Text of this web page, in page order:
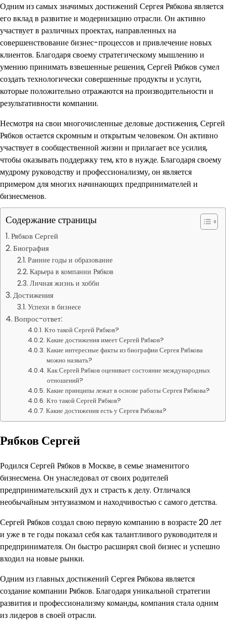
Одним из самых значимых достижений Сергея Рябкова является
его вклад в развитие и модернизацию отрасли. Он активно
участвует в различных проектах, направленных на
совершенствование бизнес-процессов и привлечение новых
клиентов. Благодаря своему стратегическому мышлению и
умению принимать взвешенные решения, Сергей Рябков сумел
создать технологически совершенные продукты и услуги,
которые положительно отражаются на производительности и
результативности компании.
Несмотря на свои многочисленные деловые достижения, Сергей
Рябков остается скромным и открытым человеком. Он активно
участвует в сообщественной жизни и прилагает все усилия,
чтобы оказывать поддержку тем, кто в нужде. Благодаря своему
мудрому руководству и профессионализму, он является
примером для многих начинающих предпринимателей и
бизнесменов.
Содержание страницы
Рябков Сергей
Биография
Ранние годы и образование
Карьера в компании Рябков
Личная жизнь и хобби
Достижения
Успехи в бизнесе
Вопрос-ответ:
Кто такой Сергей Рябков?
Какие достижения имеет Сергей Рябков?
Какие интересные факты из биографии Сергея Рябкова
можно назвать?
Как Сергей Рябков оценивает состояние международных
отношений?
Какие принципы лежат в основе работы Сергея Рябкова?
Кто такой Сергей Рябков?
Какие достижения есть у Сергея Рябкова?
Рябков Сергей
Родился Сергей Рябков в Москве, в семье знаменитого
бизнесмена. Он унаследовал от своих родителей
предпринимательский дух и страсть к делу. Отличался
необычайным энтузиазмом и находчивостью с самого детства.
Сергей Рябков создал свою первую компанию в возрасте 20 лет
и уже в те годы показал себя как талантливого руководителя и
предпринимателя. Он быстро расширял свой бизнес и успешно
входил на новые рынки.
Одним из главных достижений Сергея Рябкова является
создание компании Рябков. Благодаря уникальной стратегии
развития и профессионализму команды, компания стала одним
из лидеров в своей отрасли.